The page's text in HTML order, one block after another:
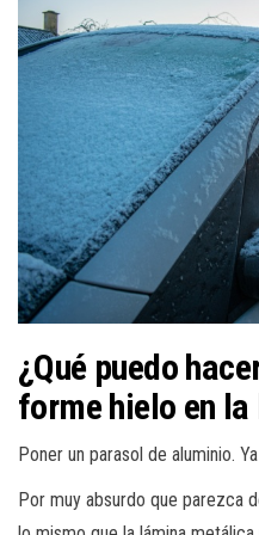
¿Qué puedo
forme hielo en la
Poner un parasol de aluminio.
Por muy absurdo que parezca